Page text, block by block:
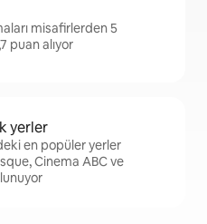
misafirlerden 5
puan alıyor
yerler
en popüler yerler
Cinema ABC ve